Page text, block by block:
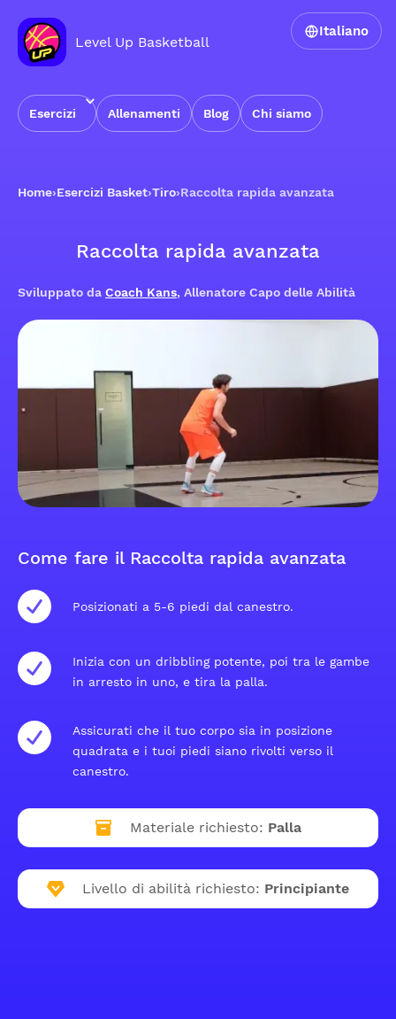
Level Up Basketball
Esercizi Allenamenti Blog Chi siamo
Italiano
Home›Esercizi Basket›Tiro›Raccolta rapida avanzata
Raccolta rapida avanzata
Sviluppato da Coach Kans, Allenatore Capo delle Abilità
Come fare il Raccolta rapida avanzata
Posizionati a 5-6 piedi dal canestro.
Inizia con un dribbling potente, poi tra le gambe
in arresto in uno, e tira la palla.
Assicurati che il tuo corpo sia in posizione
quadrata e i tuoi piedi siano rivolti verso il
canestro.
Materiale richiesto: Palla
Livello di abilità richiesto: Principiante